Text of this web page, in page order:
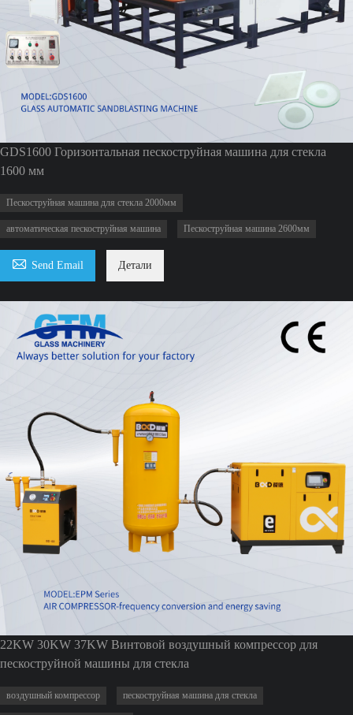
GDS1600 Горизонтальная пескоструйная машина для стекла
1600 мм
Пескоструйная машина для стекла 2000мм
автоматическая пескоструйная машина Пескоструйная машина 2600мм
 Send Email Детали
22KW 30KW 37KW Винтовой воздушный компрессор для
пескоструйной машины для стекла
воздушный компрессор пескоструйная машина для стекла